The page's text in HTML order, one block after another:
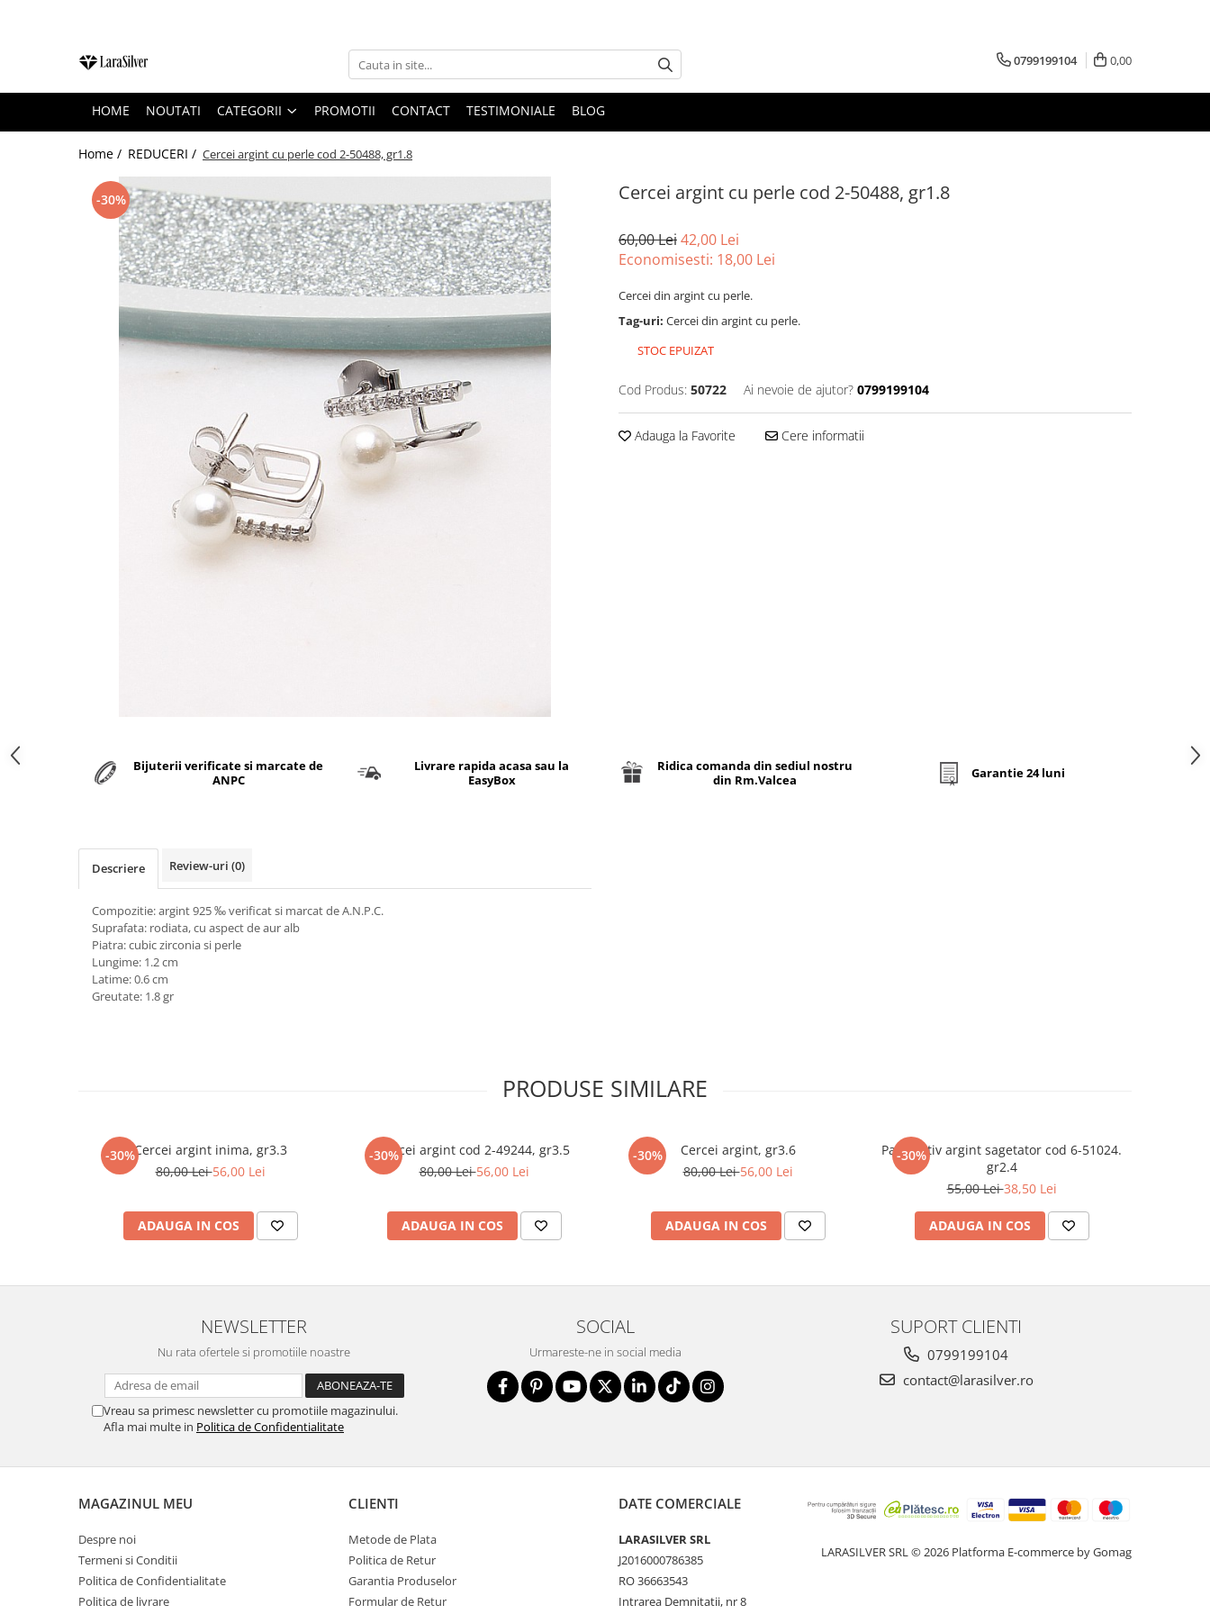
CATEGORII
CERCEI ARGINT
COLIERE ARGINT
LANTISOARE ARGINT
CRUCIULITE SI ICONITE ARGINT
PANDANTIVE ARGINT
BIJUTERII ARGINT PENTRU COPII
BIJUTERII ARGINT PENTRU BARBATI
marimea 61
marimea 65
SETURI ARGINT
marime reglabila
0799199104 0,00
HOME NOUTATI CATEGORII PROMOTII CONTACT TESTIMONIALE BLOG
Home / REDUCERI / Cercei argint cu perle cod 2-50488, gr1.8
Cercei argint cu perle cod 2-50488, gr1.8
-30%
60,00 Lei42,00 Lei
Economisesti: 18,00 Lei
Cercei din argint cu perle.
Tag-uri: Cercei din argint cu perle.
STOC EPUIZAT
Cod Produs: 50722 Ai nevoie de ajutor? 0799199104
Adauga la Favorite Cere informatii
Bijuterii verificate si marcate de
ANPC
Livrare rapida acasa sau la
EasyBox
Ridica comanda din sediul nostru
din Rm.Valcea
Garantie 24 luni
Descriere Review-uri (0)
Compozitie: argint 925 ‰ verificat si marcat de A.N.P.C.
Suprafata: rodiata, cu aspect de aur alb
Piatra: cubic zirconia si perle
Lungime: 1.2 cm
Latime: 0.6 cm
Greutate: 1.8 gr
PRODUSE SIMILARE
-30%Cercei argint inima, gr3.3
80,00 Lei56,00 Lei
ADAUGA IN COS
-30%
Cercei argint cod 2-49244, gr3.5
80,00 Lei56,00 Lei
ADAUGA IN COS
-30%
Cercei argint, gr3.6
80,00 Lei56,00 Lei
ADAUGA IN COS
-30%
Pandantiv argint sagetator cod 6-51024.
gr2.4
55,00 Lei38,50 Lei
ADAUGA IN COS
NEWSLETTER
Nu rata ofertele si promotiile noastre
Vreau sa primesc newsletter cu promotiile magazinului.
Afla mai multe in Politica de Confidentialitate
SOCIAL
Urmareste-ne in social media
SUPORT CLIENTI
0799199104
contact@larasilver.ro
MAGAZINUL MEU
Despre noi
Termeni si Conditii
Politica de Confidentialitate
Politica de livrare
CLIENTI
Metode de Plata
Politica de Retur
Garantia Produselor
Formular de Retur
DATE COMERCIALE
LARASILVER SRL
J2016000786385
RO 36663543
Intrarea Demnitatii, nr 8
LARASILVER SRL © 2026 Platforma E-commerce by Gomag